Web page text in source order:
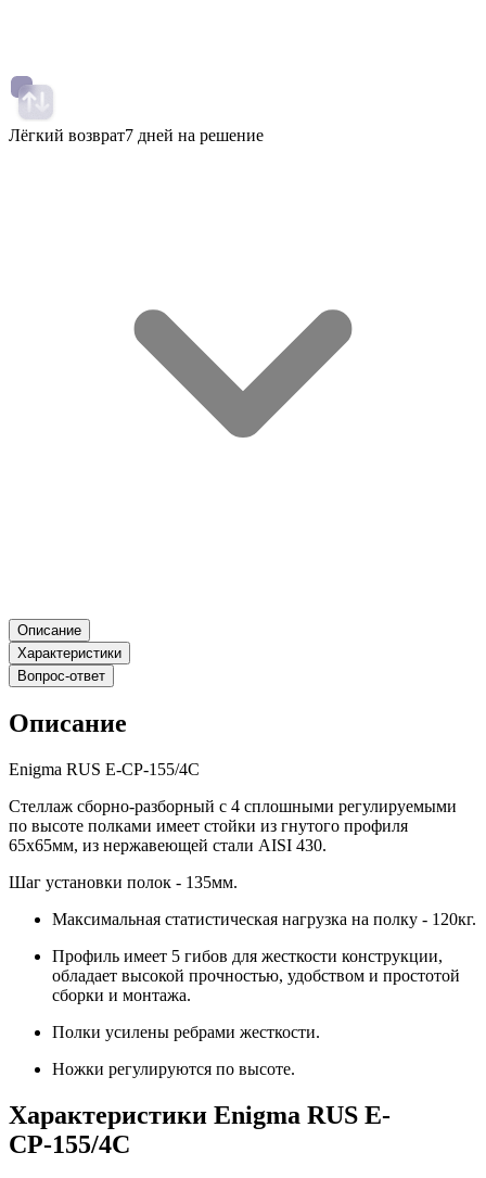
Лёгкий возврат7 дней на решение
Описание
Характеристики
Вопрос-ответ
Описание
Enigma RUS Е-СР-155/4С
Стеллаж сборно-разборный с 4 сплошными регулируемыми
по высоте полками имеет стойки из гнутого профиля
65х65мм, из нержавеющей стали AISI 430.
Шаг установки полок - 135мм.
Максимальная статистическая нагрузка на полку - 120кг.
Профиль имеет 5 гибов для жесткости конструкции,
обладает высокой прочностью, удобством и простотой
сборки и монтажа.
Полки усилены ребрами жесткости.
Ножки регулируются по высоте.
Характеристики Enigma RUS Е-
СР-155/4С